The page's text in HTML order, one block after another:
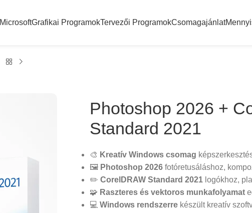
MicrosoftGrafikai ProgramokTervezői ProgramokCsomagajánlat
Photoshop 2026 +
Standard 2021
🎨 Kreatív Windows csomag
🖼️ Photoshop 2026fotóretusáláshoz,
✏️ CorelDRAW Standard 2021logókhoz,
🧩 Raszteres és vektoros munkafolyamat
💻 Windows rendszerrekészült kreatív